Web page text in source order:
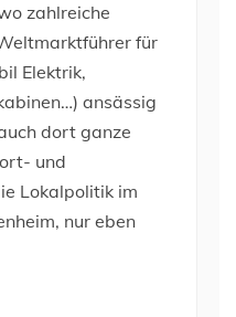
zahlreiche
für
Elektrik,
ansässig
dort ganze
und
Lokalpolitik im
nur eben